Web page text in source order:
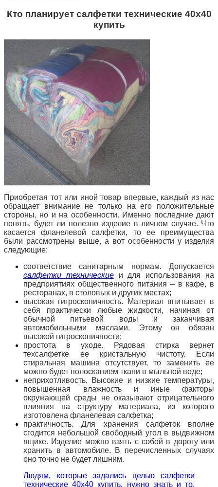
Кто планирует салфетки технические 40х40
купить
Приобретая тот или иной товар впервые, каждый из нас
обращает внимание не только на его положительные
стороны, но и на особенности. Именно последние дают
понять, будет ли полезно изделие в личном случае. Что
касается фланелевой салфетки, то ее преимущества
были рассмотрены выше, а вот особенности у изделия
следующие:
соответствие санитарным нормам. Допускается
салфетки техническиеи для использования на
предприятиях общественного питания – в кафе, в
ресторанах, в столовых и других местах;
высокая гигроскопичность. Материал впитывает в
себя практически любые жидкости, начиная от
обычной питьевой воды и заканчивая
автомобильными маслами. Этому он обязан
высокой гигроскопичности;
простота в уходе. Рядовая стирка вернет
техсалфетке ее кристальную чистоту. Если
стиральная машина отсутствует, то заменить ее
можно будет полосканием ткани в мыльной воде;
неприхотливость. Высокие и низкие температуры,
повышенная влажность и иные факторы
окружающей среды не оказывают отрицательного
влияния на структуру материала, из которого
изготовлена фланелевая салфетка;
практичность. Для хранения салфеток вполне
сгодится небольшой свободный угол в выдвижном
ящике. Изделие можно взять с собой в дорогу или
хранить в автомобиле. В перечисленных случаях
оно точно не будет лишним.
Людям, которые задались целью салфетки
технические 40х40 купить, нужно знать и то,